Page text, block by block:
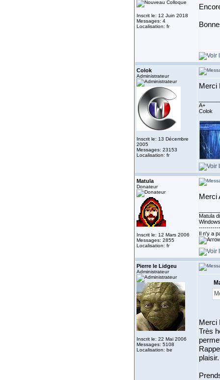
Inscrit le: 12 Juin 2018
Messages: 4
Localisation: fr
Colok
Administrateur
Inscrit le: 13 Décembre
2005
Messages: 23153
Localisation: fr
Merci
A+
Colok
Matula
Donateur
Inscrit le: 12 Mars 2006
Messages: 2855
Localisation: fr
Merci
Matula
Il n'y a
Pierre le Lidgeu
Administrateur
Inscrit le: 22 Mai 2006
Messages: 5108
Localisation: be
Merci
Très
plaisir.